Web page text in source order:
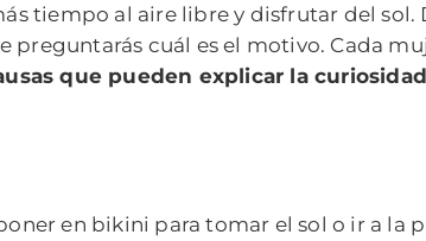
tiempo al aire libre y disfrutar del
cuál es el motivo. Cada
que pueden explicar la
en bikini para tomar el sol o ir a la